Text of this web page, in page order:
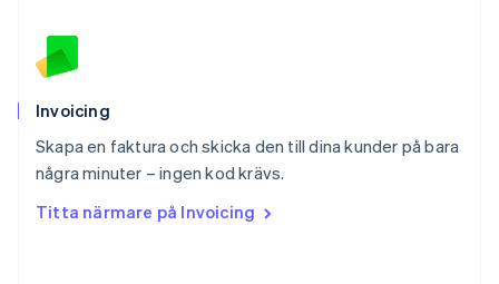
Invoicing
Skapa en faktura och skicka den till dina kunder på bara
några minuter – ingen kod krävs.
Titta närmare på Invoicing
Português
Rumänien
Schweiz
Deutsch
Singapore
English 简体中文
English